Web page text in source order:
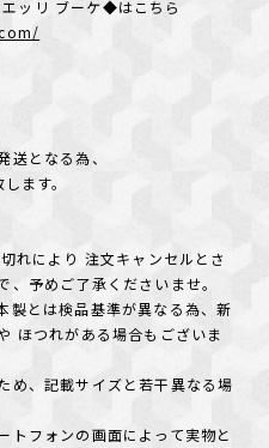
ッリ ブーケ◆はこちら
送となる為、
ます。
れにより 注文キャンセルとさ
予めご了承くださいませ。
製とは検品基準が異なる為、新
ほつれがある場合もございま
め、記載サイズと若干異なる場
トフォンの画面によって実物と